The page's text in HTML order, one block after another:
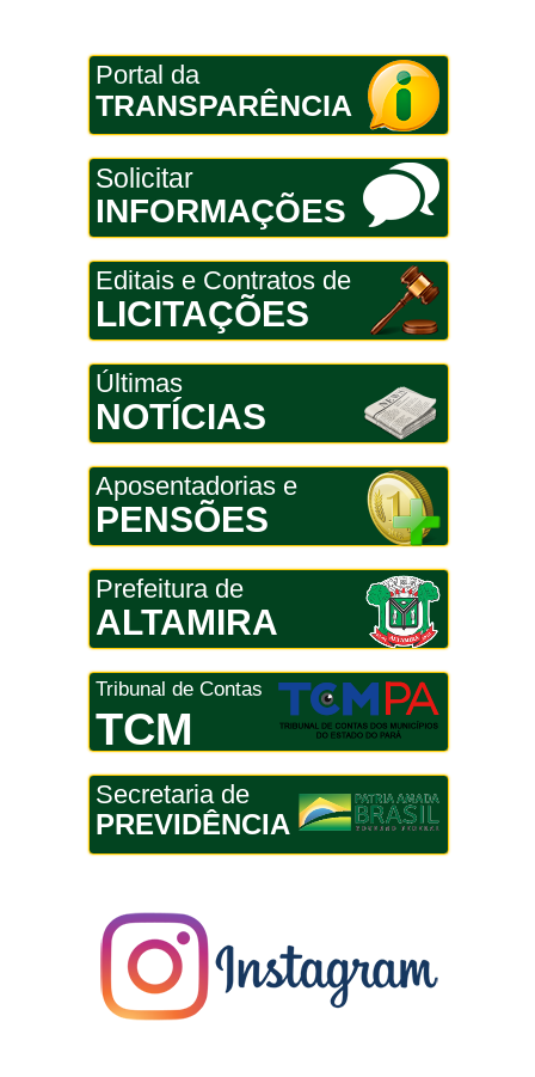
Portal da
TRANSPARÊNCIA
Solicitar
INFORMAÇÕES
Editais e Contratos de
LICITAÇÕES
Últimas
NOTÍCIAS
Aposentadorias e
PENSÕES
Prefeitura de
ALTAMIRA
Tribunal de Contas
TCM
Secretaria de
PREVIDÊNCIA